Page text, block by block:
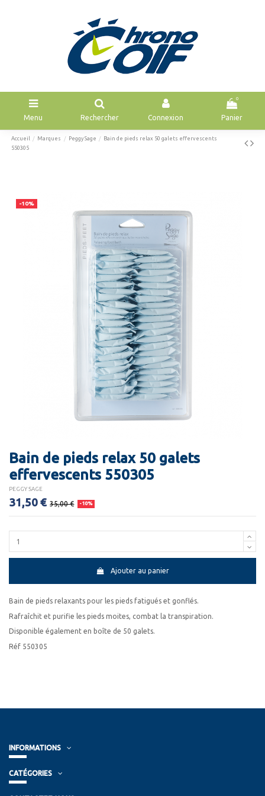
Menu Rechercher Connexion
0
Panier
Accueil Marques Peggy Sage
Bain de pieds relax 50 galets effervescents
550305
-10%
Bain de pieds relax 50 galets
effervescents 550305
PEGGY SAGE
31,50 € 35,00 € -10%
Ajouter au panier
Bain de pieds relaxants pour les pieds fatigués et gonflés.
Rafraîchit et purifie les pieds moites, combat la transpiration.
Disponible également en boîte de 50 galets.
Réf 550305
INFORMATIONS
CATÉGORIES